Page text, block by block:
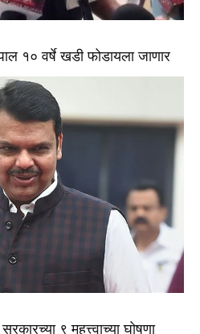
१० वर्षे खडी फोडायला जाणार
९ महत्त्वाच्या घोषणा